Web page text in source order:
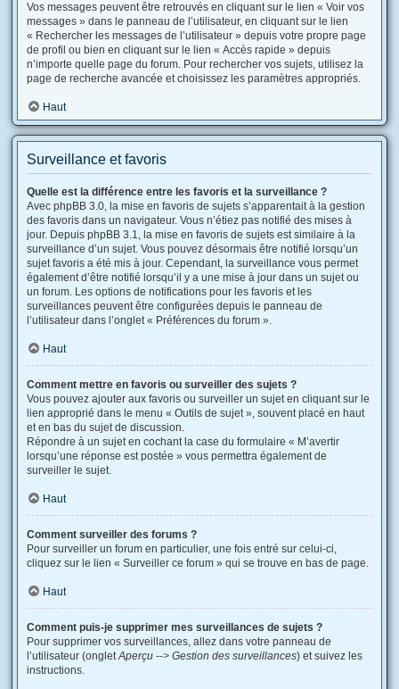
Vos messages peuvent être retrouvés en cliquant sur le lien « Voir vos
messages » dans le panneau de l’utilisateur, en cliquant sur le lien
« Rechercher les messages de l’utilisateur » depuis votre propre page
de profil ou bien en cliquant sur le lien « Accès rapide » depuis
n’importe quelle page du forum. Pour rechercher vos sujets, utilisez la
page de recherche avancée et choisissez les paramètres appropriés.
Haut
Surveillance et favoris
Quelle est la différence entre les favoris et la surveillance ?
Avec phpBB 3.0, la mise en favoris de sujets s’apparentait à la gestion
des favoris dans un navigateur. Vous n’étiez pas notifié des mises à
jour. Depuis phpBB 3.1, la mise en favoris de sujets est similaire à la
surveillance d’un sujet. Vous pouvez désormais être notifié lorsqu’un
sujet favoris a été mis à jour. Cependant, la surveillance vous permet
également d’être notifié lorsqu’il y a une mise à jour dans un sujet ou
un forum. Les options de notifications pour les favoris et les
surveillances peuvent être configurées depuis le panneau de
l’utilisateur dans l’onglet « Préférences du forum ».
Haut
Comment mettre en favoris ou surveiller des sujets ?
Vous pouvez ajouter aux favoris ou surveiller un sujet en cliquant sur le
lien approprié dans le menu « Outils de sujet », souvent placé en haut
et en bas du sujet de discussion.
Répondre à un sujet en cochant la case du formulaire « M’avertir
lorsqu’une réponse est postée » vous permettra également de
surveiller le sujet.
Haut
Comment surveiller des forums ?
Pour surveiller un forum en particulier, une fois entré sur celui-ci,
cliquez sur le lien « Surveiller ce forum » qui se trouve en bas de page.
Haut
Comment puis-je supprimer mes surveillances de sujets ?
Pour supprimer vos surveillances, allez dans votre panneau de
l’utilisateur (ongletAperçu --> Gestion des surveillances) et suivez les
instructions.